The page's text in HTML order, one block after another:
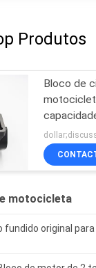
Produtos
Bloco de
motocicleta
fundido original